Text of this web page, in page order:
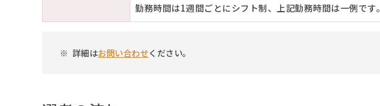
勤務時間は1週間ごとにシフト制、上記勤務時間は一例です。
詳細はお問い合わせください。